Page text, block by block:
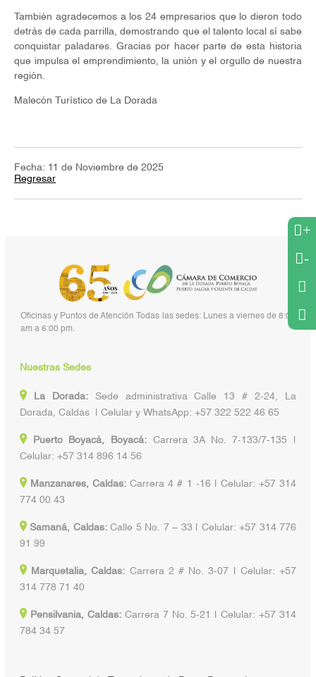
También agradecemos a los 24 empresarios que lo dieron todo
detrás de cada parrilla, demostrando que el talento local sí sabe
conquistar paladares. Gracias por hacer parte de esta historia
que impulsa el emprendimiento, la unión y el orgullo de nuestra
región.
Malecón Turístico de La Dorada
Fecha: 11 de Noviembre de 2025
Regresar
+
-
Oficinas y Puntos de Atención Todas las sedes: Lunes a viernes de 8:00
am a 6:00 pm.
Nuestras Sedes
La Dorada:Sede administrativa Calle 13 # 2-24, La
Dorada, Caldas | Celular y WhatsApp: +57 322 522 46 65
Puerto Boyacá, Boyacá:Carrera 3A No. 7-133/7-135 |
Celular: +57 314 896 14 56
Manzanares, Caldas: Carrera 4 # 1 -16 | Celular: +57 314
774 00 43
Samaná, Caldas:Calle 5 No. 7 – 33 | Celular: +57 314 776
91 99
Marquetalia, Caldas: Carrera 2 # No. 3-07 | Celular: +57
314 778 71 40
Pensilvania, Caldas:Carrera 7 No. 5-21 | Celular: +57 314
784 34 57